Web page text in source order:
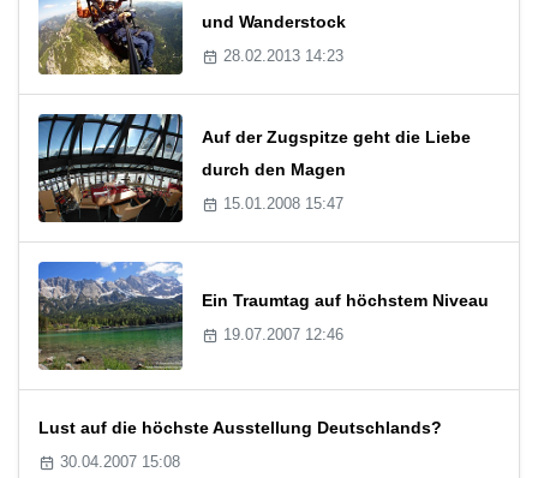
und Wanderstock
28.02.2013 14:23
Auf der Zugspitze geht die Liebe
durch den Magen
15.01.2008 15:47
Ein Traumtag auf höchstem Niveau
19.07.2007 12:46
Lust auf die höchste Ausstellung Deutschlands?
30.04.2007 15:08